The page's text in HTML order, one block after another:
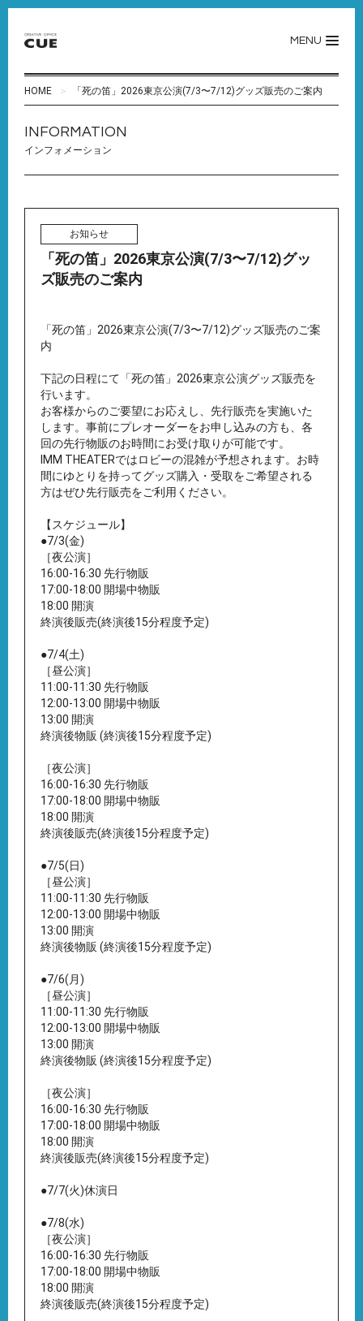
MENU
HOME 「死の笛」2026東京公演(7/3〜7/12)グッズ販売のご案内
INFORMATION
インフォメーション
お知らせ
「死の笛」2026東京公演(7/3〜7/12)グッ
ズ販売のご案内
「死の笛」2026東京公演(7/3〜7/12)グッズ販売のご案
内
下記の日程にて「死の笛」2026東京公演グッズ販売を
行います。
お客様からのご要望にお応えし、先行販売を実施いた
します。事前にプレオーダーをお申し込みの方も、各
回の先行物販のお時間にお受け取りが可能です。
IMM THEATERではロビーの混雑が予想されます。お時
間にゆとりを持ってグッズ購入・受取をご希望される
方はぜひ先行販売をご利用ください。
【スケジュール】
●7/3(金)
［夜公演］
16:00-16:30 先行物販
17:00-18:00 開場中物販
18:00 開演
終演後販売(終演後15分程度予定)
●7/4(土)
［昼公演］
11:00-11:30 先行物販
12:00-13:00 開場中物販
13:00 開演
終演後物販 (終演後15分程度予定)
［夜公演］
16:00-16:30 先行物販
17:00-18:00 開場中物販
18:00 開演
終演後販売(終演後15分程度予定)
●7/5(日)
［昼公演］
11:00-11:30 先行物販
12:00-13:00 開場中物販
13:00 開演
終演後物販 (終演後15分程度予定)
●7/6(月)
［昼公演］
11:00-11:30 先行物販
12:00-13:00 開場中物販
13:00 開演
終演後物販 (終演後15分程度予定)
［夜公演］
16:00-16:30 先行物販
17:00-18:00 開場中物販
18:00 開演
終演後販売(終演後15分程度予定)
●7/7(火)休演日
●7/8(水)
［夜公演］
16:00-16:30 先行物販
17:00-18:00 開場中物販
18:00 開演
終演後販売(終演後15分程度予定)